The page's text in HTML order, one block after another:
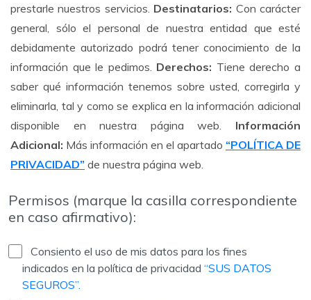
prestarle nuestros servicios. Destinatarios: Con carácter
general, sólo el personal de nuestra entidad que esté
debidamente autorizado podrá tener conocimiento de la
información que le pedimos. Derechos: Tiene derecho a
saber qué información tenemos sobre usted, corregirla y
eliminarla, tal y como se explica en la información adicional
disponible en nuestra página web. Información
Adicional: Más información en el apartado “POLÍTICA DE
PRIVACIDAD” de nuestra página web.
Permisos (marque la casilla correspondiente
en caso afirmativo):
Consiento el uso de mis datos para los fines
indicados en la política de privacidad “SUS DATOS
SEGUROS”.